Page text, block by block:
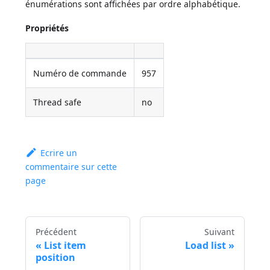
énumérations sont affichées par ordre alphabétique.
Propriétés
Numéro de commande 957
Thread safe no
Ecrire un
commentaire sur cette
page
Précédent
List item
position
Suivant
Load list